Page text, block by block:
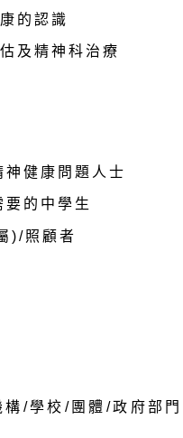
的認識
及精神科治療
健康問題人士
的中學生
)/照顧者
/學校/團體/政府部門